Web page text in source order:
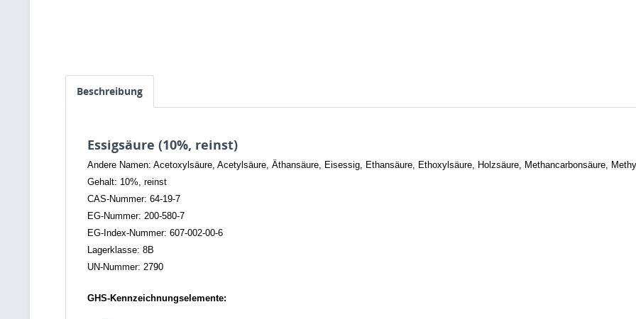
Beschreibung
Essigsäure (10%, reinst)
Andere Namen: Acetoxylsäure, Acetylsäure, Äthansäure, Eisessig, Ethansäure, Ethoxylsäure, Holzsäure, Methancarbonsäure,
Gehalt: 10%, reinst
CAS-Nummer: 64-19-7
EG-Nummer: 200-580-7
EG-Index-Nummer: 607-002-00-6
Lagerklasse: 8B
UN-Nummer: 2790
GHS-Kennzeichnungselemente: